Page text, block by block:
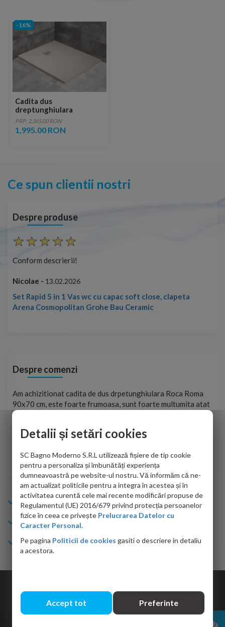
-16%
Cadita dus
dreptunghiulara
Radaway Kyntos F
120x70xH3 cm,
decupabila
PRP: 2,365.00 RON
1,995.00 RON
Ce spun clientii nostri
Despre produse
Conform descrierii!
Nicolae - 13.02.2026
Set Rapid 5 in 1 Vas wc cu capac soft close, clapeta
Arena Cosmopolitan Grohe Bau Ceramic
Despre comenzi
Am achizitionat cadita de dus drpetunghiulara Roca Roma
90x70 cm, este foarte frumoasa, sunt foarte multumita atat
de personalul firmei dvs. cu care am colaborat in obtinerea
adus coletul in siguranta.Numai bine, va doresc!
Sofrone Viviana -28.07.2026
Info Bagno
Cumparaturi
Suport clienti
Detalii și setări cookies
SC Bagno Moderno S.R.L utilizează fișiere de tip cookie
pentru a personaliza și îmbunătăți experiența
dumneavoastră pe website-ul nostru. Vă informăm că ne-
am actualizat politicile pentru a integra în acestea și în
activitatea curentă cele mai recente modificări propuse de
Regulamentul (UE) 2016/679 privind protecția persoanelor
fizice în ceea ce privește Prelucrarea Datelor cu
Caracter Personal.
Pe pagina Politicii de cookies gasiti o descriere in detaliu
a acestora.
Accept tot Preferinte